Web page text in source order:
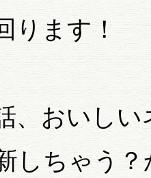
ります！
、おいし
しちゃう